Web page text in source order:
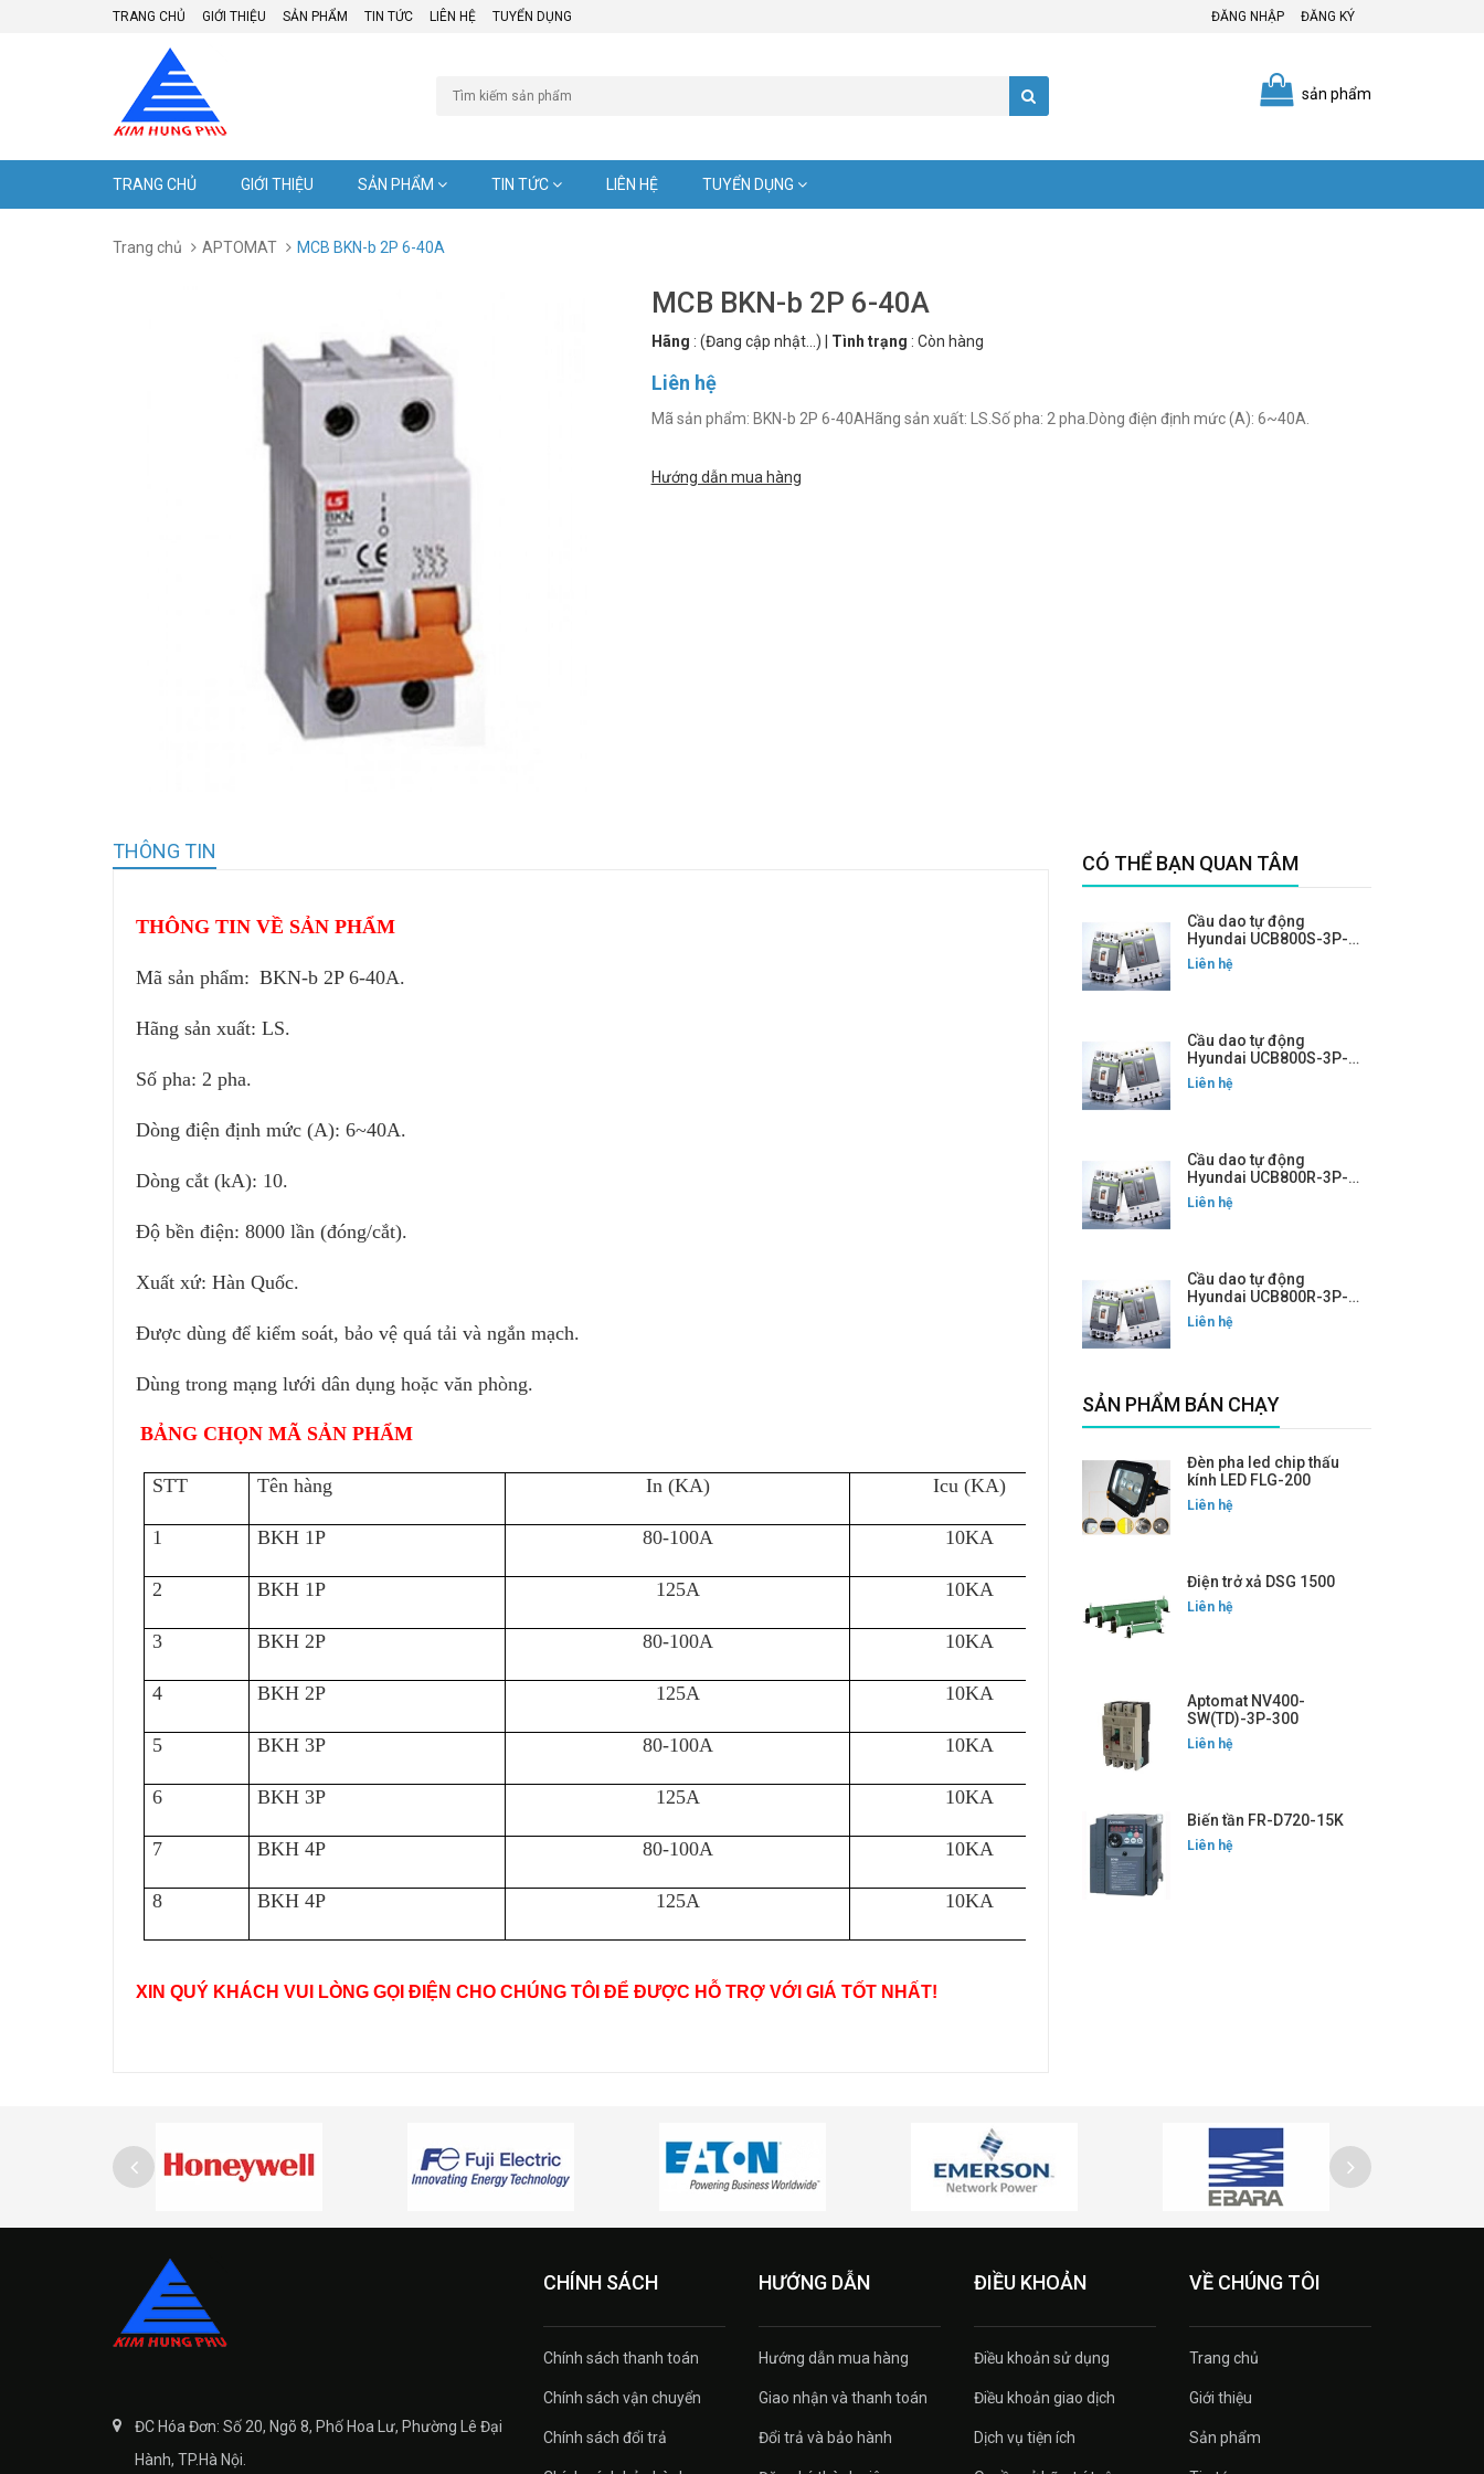
TRANG CHỦ GIỚI THIỆU SẢN PHẨM TIN TỨC LIÊN HỆ TUYỂN DỤNG ĐĂNG NHẬP ĐĂNG KÝ
sản phẩm
TRANG CHỦ GIỚI THIỆU SẢN PHẨM TIN TỨC LIÊN HỆ TUYỂN DỤNG
Trang chủ APTOMAT MCB BKN-b 2P 6-40A
MCB BKN-b 2P 6-40A
Hãng : (Đang cập nhật...) Tình trạng : Còn hàng
Liên hệ
Mã sản phẩm: BKN-b 2P 6-40AHãng sản xuất: LS.Số pha: 2 pha.Dòng điện định mức (A): 6~40A.
Hướng dẫn mua hàng
THÔNG TIN
THÔNG TIN VỀ SẢN PHẨM
Mã sản phẩm: BKN-b 2P 6-40A.
Hãng sản xuất: LS.
Số pha: 2 pha.
Dòng điện định mức (A): 6~40A.
Dòng cắt (kA): 10.
Độ bền điện: 8000 lần (đóng/cắt).
Xuất xứ: Hàn Quốc.
Được dùng để kiểm soát, bảo vệ quá tải và ngắn mạch.
Dùng trong mạng lưới dân dụng hoặc văn phòng.
BẢNG CHỌN MÃ SẢN PHẨM
STT Tên hàng In (KA) Icu (KA)
1 BKH 1P 80-100A 10KA
2 BKH 1P 125A 10KA
3 BKH 2P 80-100A 10KA
4 BKH 2P 125A 10KA
5 BKH 3P 80-100A 10KA
6 BKH 3P 125A 10KA
7 BKH 4P 80-100A 10KA
8 BKH 4P 125A 10KA
XIN QUÝ KHÁCH VUI LÒNG GỌI ĐIỆN CHO CHÚNG TÔI ĐỂ ĐƯỢC HỖ TRỢ VỚI GIÁ TỐT NHẤT!
CÓ THỂ BẠN QUAN TÂM
Cầu dao tự động
Hyundai UCB800S-3P-
700A
Liên hệ
Cầu dao tự động
Hyundai UCB800S-3P-
800A
Liên hệ
Cầu dao tự động
Hyundai UCB800R-3P-
700A
Liên hệ
Cầu dao tự động
Hyundai UCB800R-3P-
800A
Liên hệ
SẢN PHẨM BÁN CHẠY
Đèn pha led chip thấu
kính LED FLG-200
Liên hệ
Điện trở xả DSG 1500
Liên hệ
Aptomat NV400-
SW(TD)-3P-300
Liên hệ
Biến tần FR-D720-15K
Liên hệ
ĐC Hóa Đơn: Số 20, Ngõ 8, Phố Hoa Lư, Phường Lê Đại
Hành, TP.Hà Nội.
CHÍNH SÁCH
Chính sách thanh toán
Chính sách vận chuyển
Chính sách đổi trả
HƯỚNG DẪN
Hướng dẫn mua hàng
Giao nhận và thanh toán
Đổi trả và bảo hành
ĐIỀU KHOẢN
Điều khoản sử dụng
Điều khoản giao dịch
Dịch vụ tiện ích
VỀ CHÚNG TÔI
Trang chủ
Giới thiệu
Sản phẩm